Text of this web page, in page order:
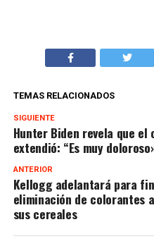
TEMAS RELACIONADOS
SIGUIENTE
Hunter Biden revela que
extendió: “Es muy
ANTERIOR
Kellogg adelantará para
eliminación de colorantes
sus cereales